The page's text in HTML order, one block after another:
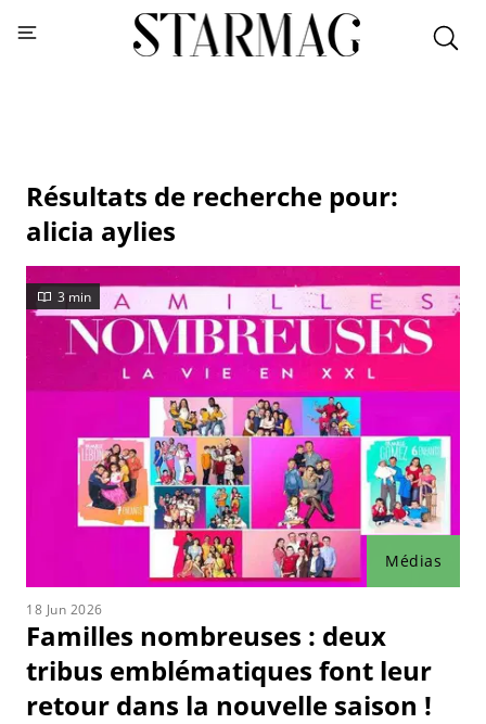
Résultats de recherche pour:
alicia aylies
Médias
3 min
18 Jun 2026
Familles nombreuses : deux
tribus emblématiques font leur
retour dans la nouvelle saison !